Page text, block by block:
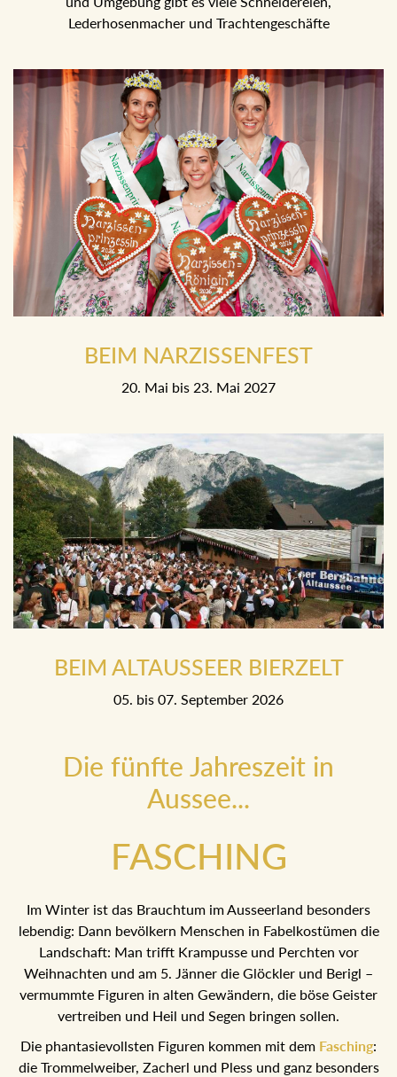
Lederhosenmacher und Trachtengeschäfte
BEIM NARZISSENFEST
20. Mai bis 23. Mai 2027
BEIM ALTAUSSEER BIERZELT
05. bis 07. September 2026
Die fünfte Jahreszeit in
Aussee...
FASCHING
Im Winter ist das Brauchtum im Ausseerland besonders
lebendig: Dann bevölkern Menschen in Fabelkostümen die
Landschaft: Man trifft Krampusse und Perchten vor
Weihnachten und am 5. Jänner die Glöckler und Berigl –
vermummte Figuren in alten Gewändern, die böse Geister
vertreiben und Heil und Segen bringen sollen.
Die phantasievollsten Figuren kommen mit dem Fasching:
die Trommelweiber, Zacherl und Pless und ganz besonders